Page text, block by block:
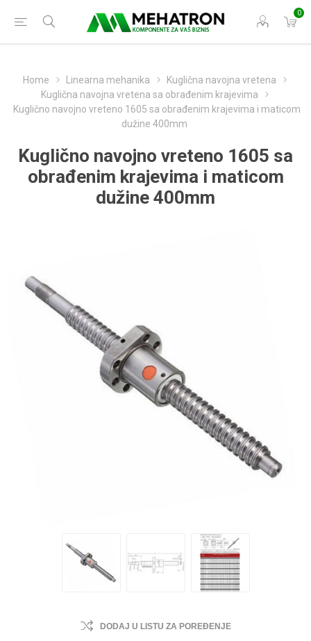
0
Home Linearna mehanika
Kuglična navojna vretena
Kuglična navojna vretena sa obrađenim krajevima
Kuglično navojno vreteno 1605 sa obrađenim krajevima i maticom
dužine 400mm
Kuglično navojno vreteno 1605 sa
obrađenim krajevima i maticom
dužine 400mm
DODAJ U LISTU ZA POREĐENJE